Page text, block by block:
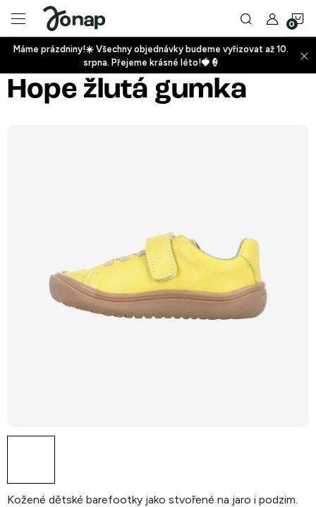
obsah
+
Máme prázdniny!☀️ Všechny objednávky budeme vyřizovat až 10.
srpna. Přejeme krásné léto!🍓🍦
Hope žlutá gumka
Kožené dětské barefootky jako stvořené na jaro i podzim.